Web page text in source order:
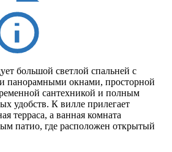
большой светлой спальней с
панорамными окнами, просторной
сантехникой и полным
удобств. К вилле прилегает
терраса, а ванная комната
патио, где расположен открытый